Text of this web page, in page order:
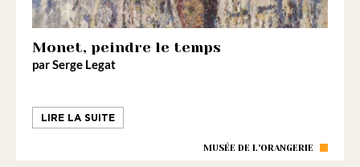
Monet, peindre le temps
par Serge Legat
LIRE LA SUITE
MUSÉE DE L'ORANGERIE